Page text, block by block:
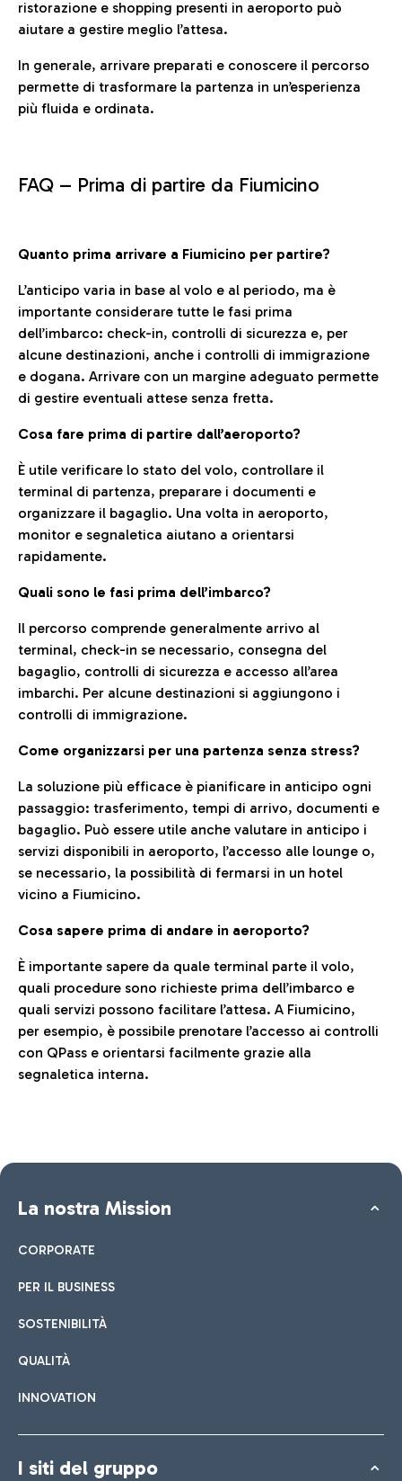
ristorazione e shopping presenti in aeroporto può
aiutare a gestire meglio l’attesa.
In generale, arrivare preparati e conoscere il percorso
permette di trasformare la partenza in un’esperienza
più fluida e ordinata.
FAQ – Prima di partire da Fiumicino
Quanto prima arrivare a Fiumicino per partire?
L’anticipo varia in base al volo e al periodo, ma è
importante considerare tutte le fasi prima
dell’imbarco: check-in, controlli di sicurezza e, per
alcune destinazioni, anche i controlli di immigrazione
e dogana. Arrivare con un margine adeguato permette
di gestire eventuali attese senza fretta.
Cosa fare prima di partire dall’aeroporto?
È utile verificare lo stato del volo, controllare il
terminal di partenza, preparare i documenti e
organizzare il bagaglio. Una volta in aeroporto,
monitor e segnaletica aiutano a orientarsi
rapidamente.
Quali sono le fasi prima dell’imbarco?
Il percorso comprende generalmente arrivo al
terminal, check-in se necessario, consegna del
bagaglio, controlli di sicurezza e accesso all’area
imbarchi. Per alcune destinazioni si aggiungono i
controlli di immigrazione.
Come organizzarsi per una partenza senza stress?
La soluzione più efficace è pianificare in anticipo ogni
passaggio: trasferimento, tempi di arrivo, documenti e
bagaglio. Può essere utile anche valutare in anticipo i
servizi disponibili in aeroporto, l’accesso alle lounge o,
se necessario, la possibilità di fermarsi in un hotel
vicino a Fiumicino.
Cosa sapere prima di andare in aeroporto?
È importante sapere da quale terminal parte il volo,
quali procedure sono richieste prima dell’imbarco e
quali servizi possono facilitare l’attesa. A Fiumicino,
per esempio, è possibile prenotare l’accesso ai controlli
con QPass e orientarsi facilmente grazie alla
segnaletica interna.
La nostra Mission
CORPORATE
PER IL BUSINESS
SOSTENIBILITÀ
QUALITÀ
INNOVATION
I siti del gruppo